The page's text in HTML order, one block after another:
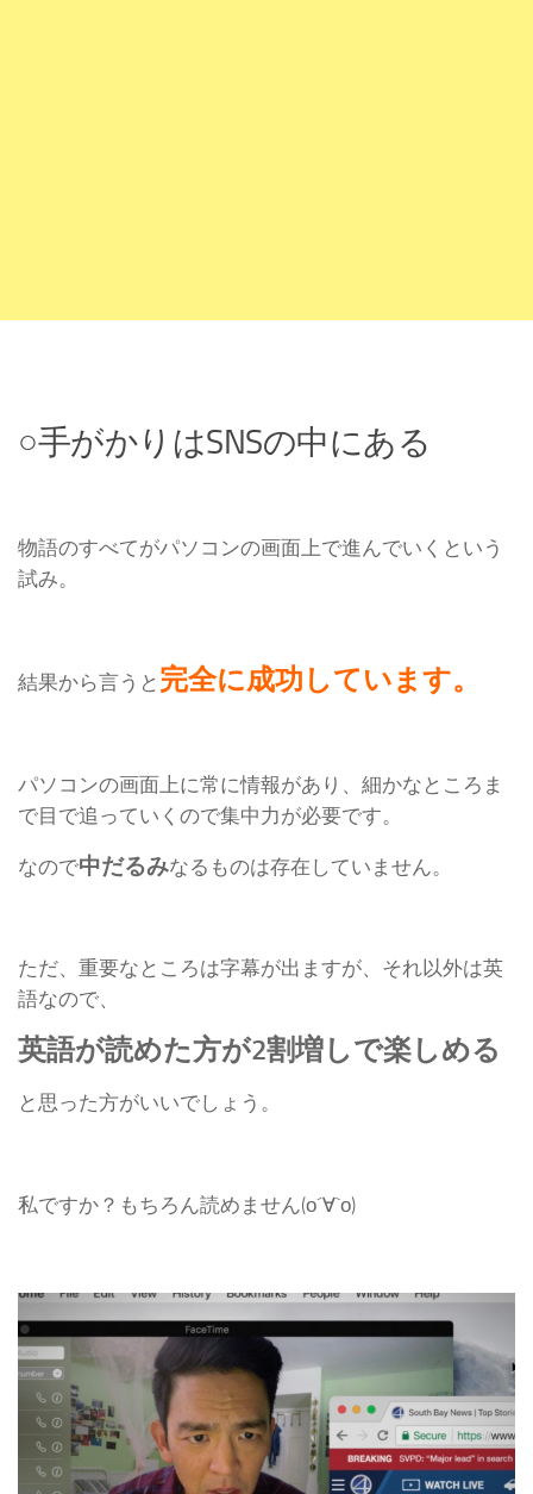
○手がかりはSNSの中にある
物語のすべてがパソコンの画面上で進んでいくという
試み。
結果から言うと 完全に成功しています。
パソコンの画面上に常に情報があり、細かなところま
で目で追っていくので集中力が必要です。
なので中だるみなるものは存在していません。
ただ、重要なところは字幕が出ますが、それ以外は英
語なので、
英語が読めた方が2割増しで楽しめる
と思った方がいいでしょう。
私ですか？もちろん読めません(о´∀`о)